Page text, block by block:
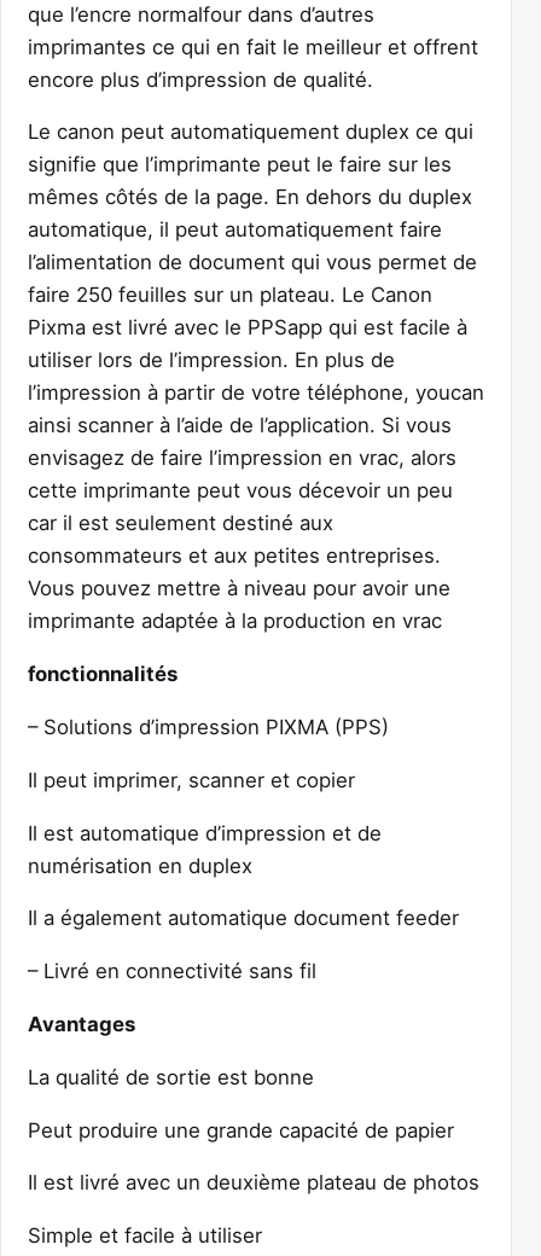
que l’encre normalfour dans d’autres
imprimantes ce qui en fait le meilleur et offrent
encore plus d’impression de qualité.
Le canon peut automatiquement duplex ce qui
signifie que l’imprimante peut le faire sur les
mêmes côtés de la page. En dehors du duplex
automatique, il peut automatiquement faire
l’alimentation de document qui vous permet de
faire 250 feuilles sur un plateau. Le Canon
Pixma est livré avec le PPSapp qui est facile à
utiliser lors de l’impression. En plus de
l’impression à partir de votre téléphone, youcan
ainsi scanner à l’aide de l’application. Si vous
envisagez de faire l’impression en vrac, alors
cette imprimante peut vous décevoir un peu
car il est seulement destiné aux
consommateurs et aux petites entreprises.
Vous pouvez mettre à niveau pour avoir une
imprimante adaptée à la production en vrac
fonctionnalités
– Solutions d’impression PIXMA (PPS)
Il peut imprimer, scanner et copier
Il est automatique d’impression et de
numérisation en duplex
Il a également automatique document feeder
– Livré en connectivité sans fil
Avantages
La qualité de sortie est bonne
Peut produire une grande capacité de papier
Il est livré avec un deuxième plateau de photos
Simple et facile à utiliser